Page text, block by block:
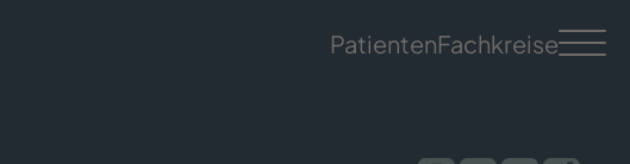
PatientenFachkreise